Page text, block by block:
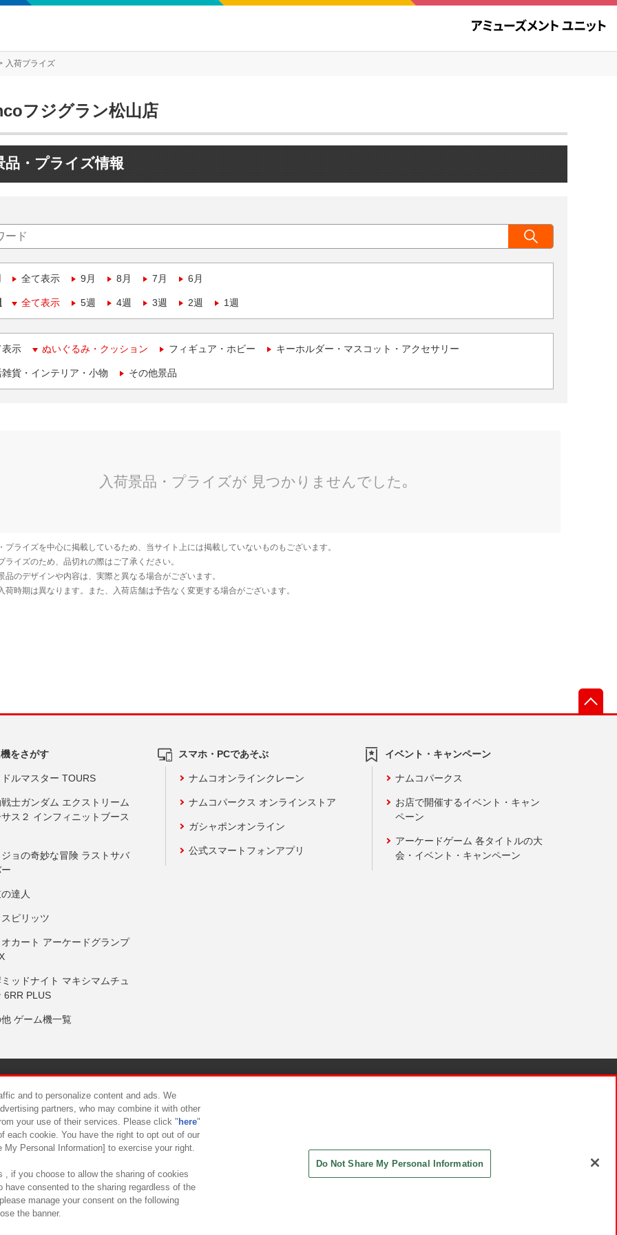
入荷プライズ
フジグラン松山店
品・プライズ情報
全て表示 9月 8月 7月 6月
全て表示 5週 4週 3週 2週 1週
表示 ぬいぐるみ・クッション フィギュア・ホビー キーホルダー・マスコット・アクセサリー
貨・インテリア・小物 その他景品
をさがす
ルマスター TOURS
士ガンダム エクストリーム
ス２ インフィニットブース
ョの奇妙な冒険 ラストサバ
達人
ピリッツ
カート アーケードグランプ
ッドナイト マキシマムチュ
6RR PLUS
ゲーム機一覧
スマホ・PCであそぶ
ナムコオンラインクレーン
ナムコパークス オンラインストア
ガシャポンオンライン
公式スマートフォンアプリ
イベント・キャンペーン
ナムコパークス
お店で開催するイベント・キャン
ペーン
アーケードゲーム 各タイトルの大
会・イベント・キャンペーン
について カスタマーハラスメント対応方針
and to personalize content and ads. We
partners, who may combine it with other
your use of their services. Please click " here"
each cookie. You have the right to opt out of our
Personal Information] to exercise your right.
, if you choose to allow the sharing of cookies
have consented to the sharing regardless of the
manage your consent on the following
the banner.
Do Not Share My Personal Information